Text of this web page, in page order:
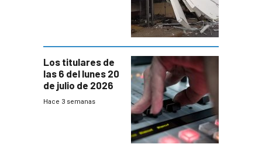
Los titulares de
las 6 del lunes 20
de julio de 2026
Hace 3 semanas